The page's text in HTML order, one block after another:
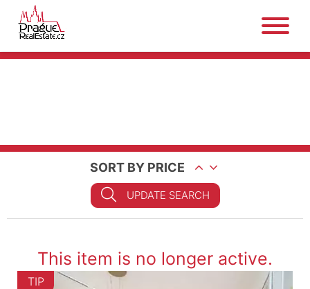
SORT BY PRICE
UPDATE SEARCH
This item is no longer active.
TIP